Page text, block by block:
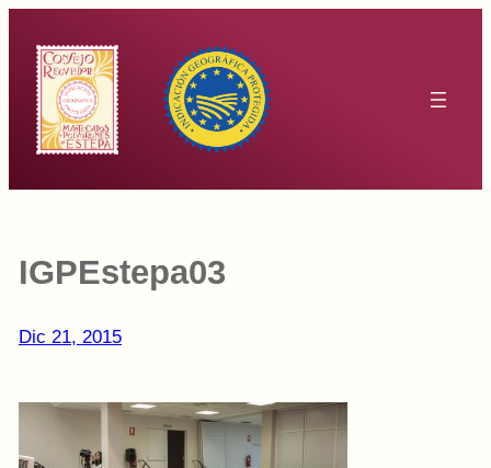
contenido
IGPEstepa03
Dic 21, 2015